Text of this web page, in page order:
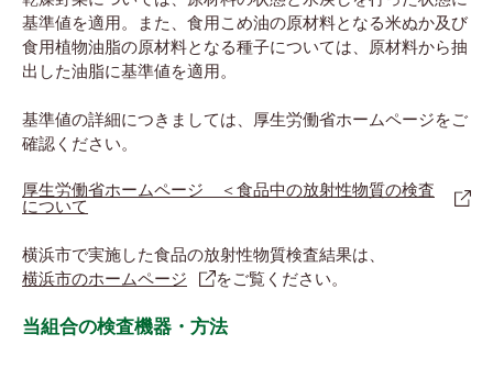
基準値を適用。また、食用こめ油の原材料となる米ぬか及び
食用植物油脂の原材料となる種子については、原材料から抽
出した油脂に基準値を適用。
基準値の詳細につきましては、厚生労働省ホームページをご
確認ください。
厚生労働省ホームページ ＜食品中の放射性物質の検査
について
横浜市で実施した食品の放射性物質検査結果は、
横浜市のホームページ
をご覧ください。
当組合の検査機器・方法